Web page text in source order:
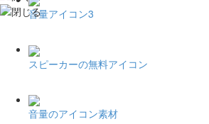
音量アイコン3
スピーカーの無料アイコン
音量のアイコン素材